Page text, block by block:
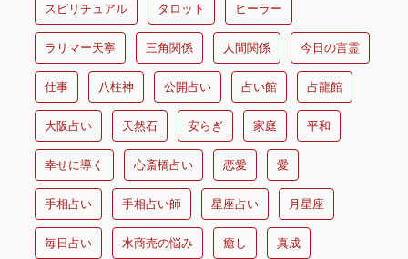
スピリチュアル タロット ヒーラー
ラリマー天寧 三角関係 人間関係 今日の言霊
仕事 八柱神 公開占い 占い館 占龍館
大阪占い 天然石 安らぎ 家庭 平和
幸せに導く 心斎橋占い 恋愛 愛
手相占い 手相占い師 星座占い 月星座
毎日占い 水商売の悩み 癒し 真成